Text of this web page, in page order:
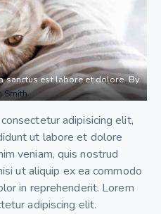
sanctus est labore et dolore. By
Smith
adipisicing elit,
ut labore et dolore
veniam, quis nostrud
ut aliquip ex ea commodo
in reprehenderit. Lorem
adipiscing elit.